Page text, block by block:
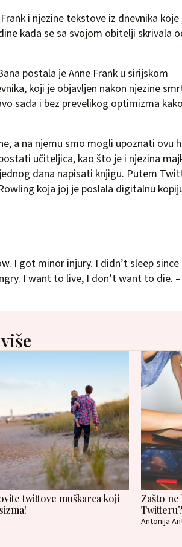
i njezine tekstove iz dnevnika koje
kada se sa svojom obitelji skrivala
postala je Anne Frank u sirijskom
koji je objavljen nakon njezine
sada i bez prevelikog optimizma
a na njemu smo mogli upoznati ovu
učiteljica, kao što je i njezina
dana napisati knjigu. Putem
koja joj je poslala digitalnu
I got minor injury. I didn’t sleep since
I want to live, I don’t want to die. –
twittove muškarca koji
Zašto
Twitteru?
Antonija